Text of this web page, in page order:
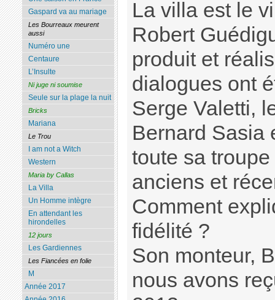
La villa est le
Robert
produit et
dialogues ont
Serge Valetti,
Bernard Sasia
toute sa troupe
anciens et
Comment
fidélité ?
Son monteur,
nous avons
Gaspard va au mariage
Les Bourreaux meurent
aussi
Numéro une
Centaure
L’Insulte
Ni juge ni soumise
Seule sur la plage la nuit
Bricks
Mariana
Le Trou
I am not a Witch
Western
Maria by Callas
La Villa
Un Homme intègre
En attendant les
hirondelles
12 jours
Les Gardiennes
Les Fiancées en folie
M
Année 2017